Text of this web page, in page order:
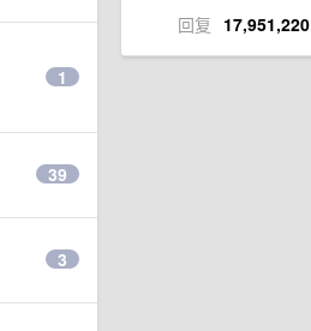
回复 17,951,220
1
39
3